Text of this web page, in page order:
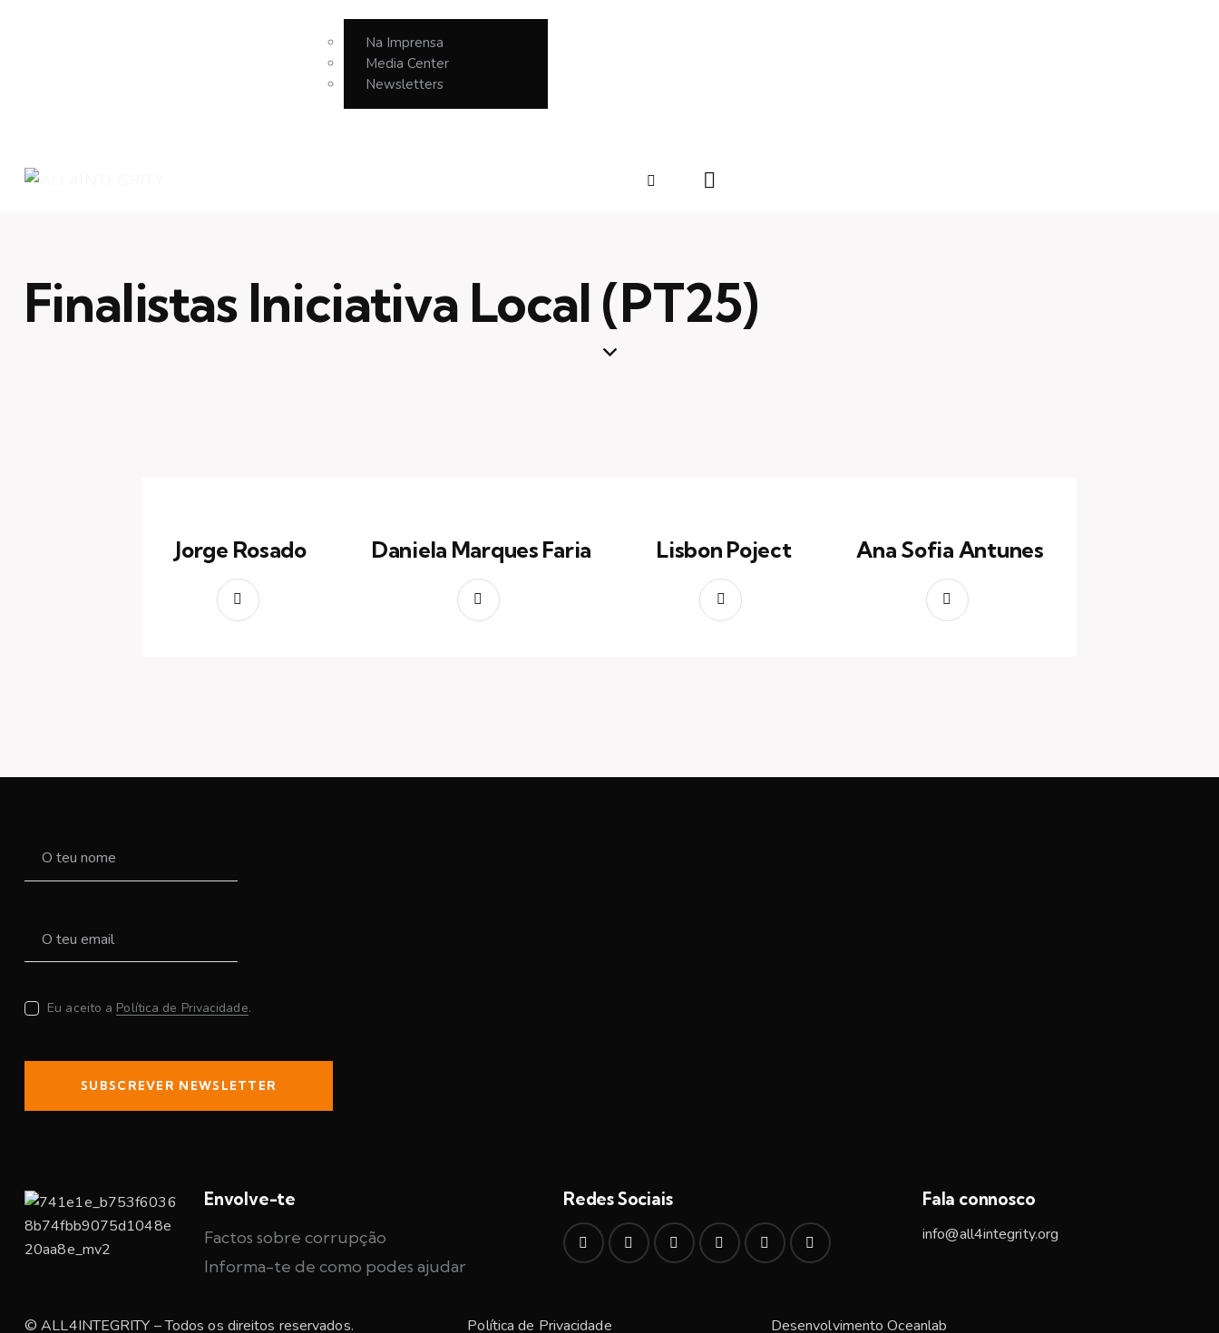
Na Imprensa
Media Center
Newsletters
Finalistas Iniciativa Local (PT25)
Jorge Rosado Daniela Marques Faria Lisbon Poject Ana Sofia Antunes
Eu aceito a Política de Privacidade.
SUBSCREVER NEWSLETTER
Envolve-te
Factos sobre corrupção
Informa-te de como podes ajudar
Redes Sociais Fala connosco
info@all4integrity.org
© ALL4INTEGRITY – Todos os direitos reservados. Política de Privacidade DesenvolvimentoOceanlab